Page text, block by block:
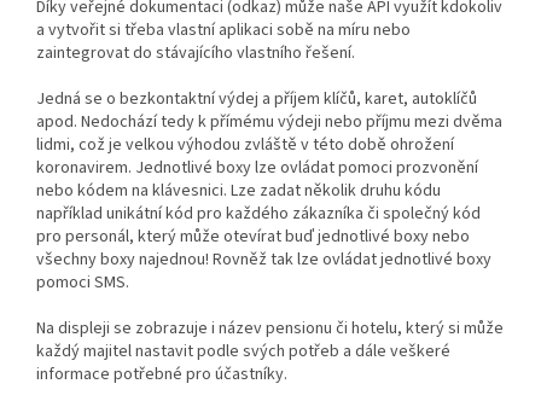
Díky veřejné dokumentaci (odkaz) může naše API využít kdokoliv
a vytvořit si třeba vlastní aplikaci sobě na míru nebo
zaintegrovat do stávajícího vlastního řešení.
Jedná se o bezkontaktní výdej a příjem klíčů, karet, autoklíčů
apod. Nedochází tedy k přímému výdeji nebo příjmu mezi dvěma
lidmi, což je velkou výhodou zvláště v této době ohrožení
koronavirem. Jednotlivé boxy lze ovládat pomoci prozvonění
nebo kódem na klávesnici. Lze zadat několik druhu kódu
například unikátní kód pro každého zákazníka či společný kód
pro personál, který může otevírat buď jednotlivé boxy nebo
všechny boxy najednou! Rovněž tak lze ovládat jednotlivé boxy
pomoci SMS.
Na displeji se zobrazuje i název pensionu či hotelu, který si může
každý majitel nastavit podle svých potřeb a dále veškeré
informace potřebné pro účastníky.